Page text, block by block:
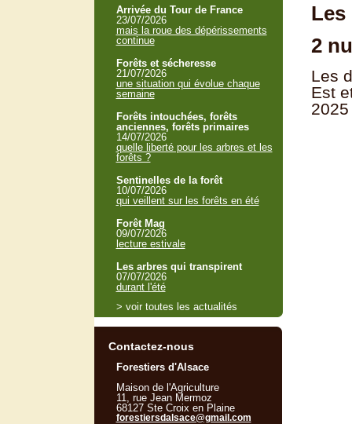
Les
2
Les
Est
2025
Arrivée du Tour de France
23/07/2026
mais la roue des dépérissements
continue
Forêts et sécheresse
21/07/2026
une situation qui évolue chaque
semaine
Forêts intouchées, forêts
anciennes, forêts primaires
14/07/2026
quelle liberté pour les arbres et les
forêts ?
Sentinelles de la forêt
10/07/2026
qui veillent sur les forêts en été
Forêt Mag
09/07/2026
lecture estivale
Les arbres qui transpirent
07/07/2026
durant l'été
> voir toutes les actualités
Contactez-nous
Forestiers d'Alsace
Maison de l'Agriculture
11, rue Jean Mermoz
68127 Ste Croix en Plaine
forestiersdalsace@gmail.com